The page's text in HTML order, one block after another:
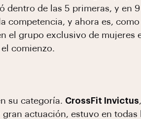
dentro de las 5 primeras, y en
competencia, y ahora es,
el grupo exclusivo de mujeres
comienzo.
su categoría. CrossFit Invictus
actuación, estuvo en todas